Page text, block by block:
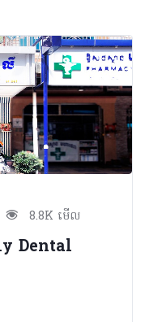
8.8K មើល
Dental